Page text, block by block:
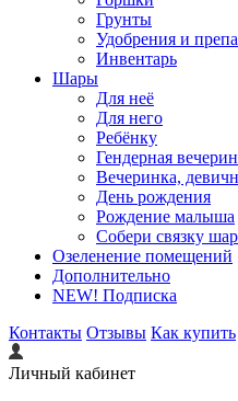
Грунты
Удобрения и
Инвентарь
Шары
Для неё
Для него
Ребёнку
Гендерная
Вечеринка,
День рождения
Рождение малыша
Собери связку
Озеленение помещений
Дополнительно
NEW! Подписка
Контакты Отзывы Как купить
Личный кабинет